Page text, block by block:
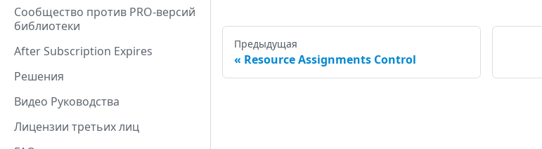
Сообщество против PRO-версий
библиотеки
After Subscription Expires
Решения
Видео Руководства
Лицензии третьих лиц
Предыдущая
Resource Assignments Control